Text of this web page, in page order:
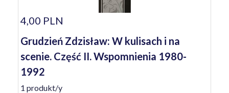
4,00 PLN
Grudzień Zdzisław: W kulisach i na
scenie. Część II. Wspomnienia 1980-
1992
1 produkt/y